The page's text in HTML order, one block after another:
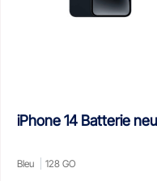
iPhone 14 Batterie
Bleu 128 GO